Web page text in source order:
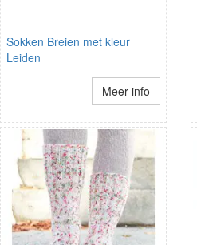
Sokken Breien met kleur
Leiden
Meer info